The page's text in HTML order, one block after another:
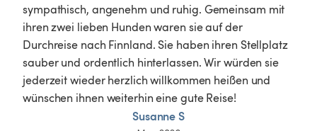
sympathisch, angenehm und ruhig. Gemeinsam mit
ihren zwei lieben Hunden waren sie auf der
Durchreise nach Finnland. Sie haben ihren Stellplatz
sauber und ordentlich hinterlassen. Wir würden sie
jederzeit wieder herzlich willkommen heißen und
wünschen ihnen weiterhin eine gute Reise!
Susanne S